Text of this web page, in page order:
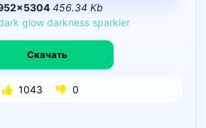
456.34 Kb
glow darkness sparkler
Скачать
1043 0